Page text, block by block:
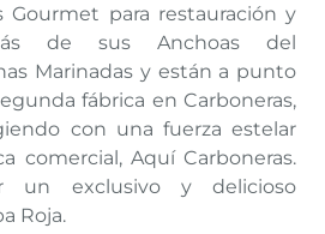
Gourmet para restauración y
de sus Anchoas del
Marinadas y están a punto
fábrica en Carboneras,
con una fuerza estelar
comercial, Aquí Carboneras.
un exclusivo y delicioso
Roja.